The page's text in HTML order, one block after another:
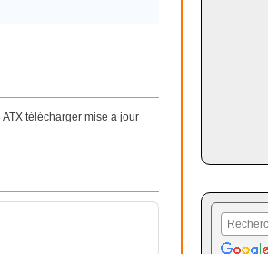
télécharger mise à jour